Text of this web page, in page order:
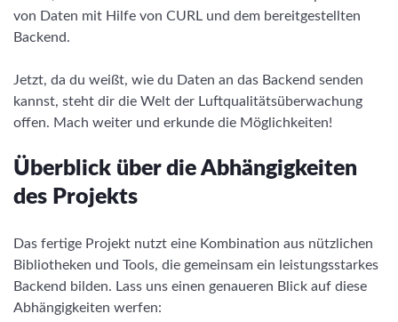
von Daten mit Hilfe von CURL und dem bereitgestellten
Backend.
Jetzt, da du weißt, wie du Daten an das Backend senden
kannst, steht dir die Welt der Luftqualitätsüberwachung
offen. Mach weiter und erkunde die Möglichkeiten!
Überblick über die Abhängigkeiten
des Projekts
Das fertige Projekt nutzt eine Kombination aus nützlichen
Bibliotheken und Tools, die gemeinsam ein leistungsstarkes
Backend bilden. Lass uns einen genaueren Blick auf diese
Abhängigkeiten werfen: